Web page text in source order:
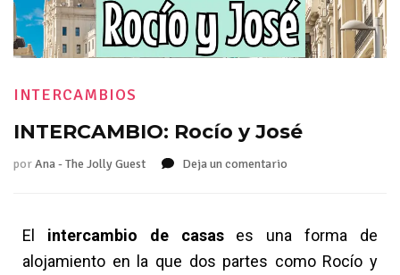
INTERCAMBIOS
INTERCAMBIO: Rocío y José
porAna - The Jolly Guest Deja un comentario
El intercambio de casases una forma de
alojamiento en la que dos partes como Rocío y